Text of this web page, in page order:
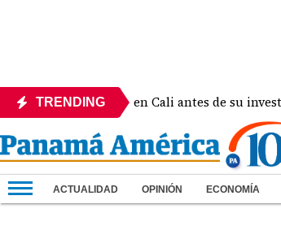
TRENDING
rey Felipe VI en Cali antes de su investidura
ACTUALIDAD OPINIÓN ECONOMÍA